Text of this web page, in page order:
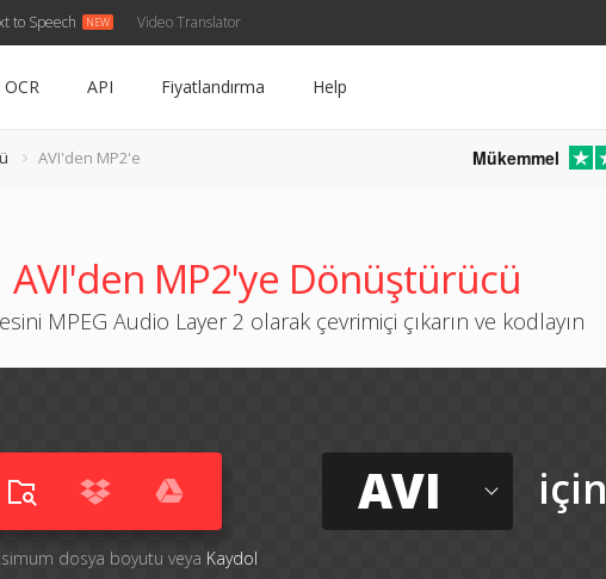
to Speech Video Translator
OCR API Fiyatlandırma Help
AVI'den MP2'e Mükemmel
AVI'den MP2'ye Dönüştürücü
MPEG Audio Layer 2 olarak çevrimiçi çıkarın ve kodlayın
dosya boyutu veya Kaydol
AVI için